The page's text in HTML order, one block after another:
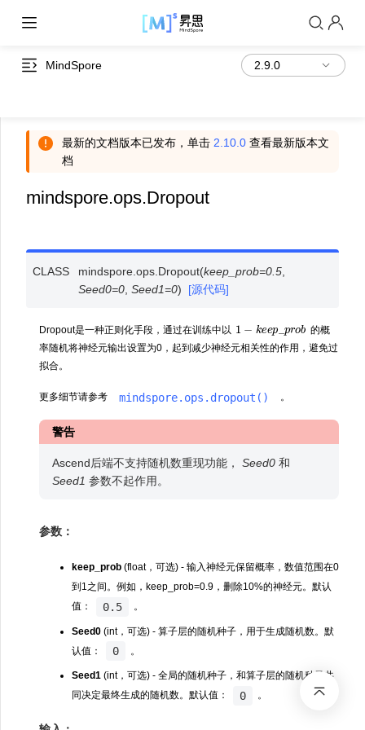
MindSpore
最新的文档版本已发布，单击 2.10.0 查看最新版本文
档
mindspore.ops.Dropout
CLASS mindspore.ops. Dropout(keep_prob=0.5
Seed0=0 ,Seed1=0) [源代码]
Dropout是一种正则化手段，通过在训练中以 1 e b 的概
率随机将神经元输出设置为0，起到减少神经元相关性的作用，避免过
拟合。
更多细节请参考 mindspore.ops.dropout() 。
警告
Ascend后端不支持随机数重现功能， Seed0 和
Seed1 参数不起作用。
参数：
keep_prob (float，可选) - 输入神经元保留概率，数值范围在0
到1之间。例如，keep_prob=0.9，删除10%的神经元。默认
值：
0.5 。
Seed0 (int，可选) - 算子层的随机种子，用于生成随机数。默
认值：
0 。
Seed1 (int，可选) - 全局的随机种子，和算子层的随机种子共
同决定最终生成的随机数。默认值：
0 。